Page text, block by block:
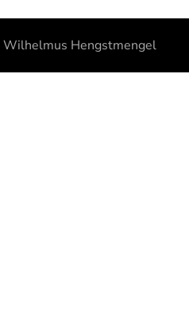
Wilhelmus Hengstmengel